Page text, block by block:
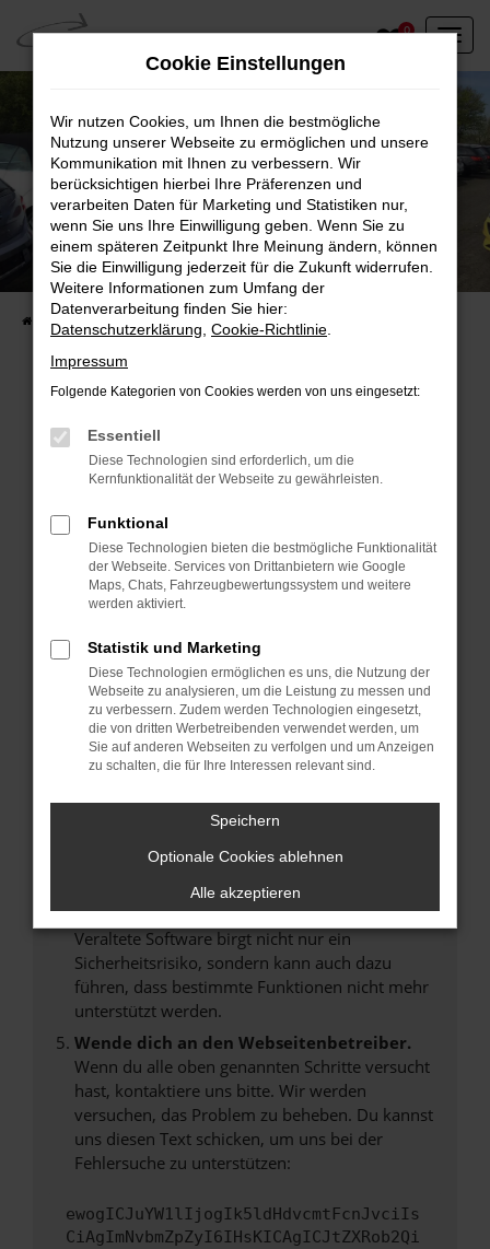
Zum
Hauptinhalt
springen
0
Unser Fahrzeugbestand vor Ort
Entdecken Sie unsere sofort verfügbaren
Fahrzeugangebote
Fehler: Network Error
Beim Laden ist ein Fehler aufgetreten.
Hier sind ein paar Tipps, die dir helfen können:
Überprüfe deine Firewall und deine
Internetverbindung.
Laden andere Webseiten, zum Beispiel deine
Suchmaschine?
Manche Erweiterungen, wie Werbeblocker,
können das Laden bestimmter Seiten
verhindern. Funktioniert die Seite in einem
anderen Browser oder in einem privaten
Fenster?
Das kann manchmal helfen, vorübergehende
Probleme zu beheben.
Stelle sicher, dass dein Browser und dein
Betriebssystem auf dem neuesten Stand
sind.
Veraltete Software birgt nicht nur ein
Sicherheitsrisiko, sondern kann auch dazu
führen, dass bestimmte Funktionen nicht mehr
unterstützt werden.
Wende dich an den Webseitenbetreiber.
Wenn du alle oben genannten Schritte versucht
hast, kontaktiere uns bitte. Wir werden
versuchen, das Problem zu beheben. Du kannst
uns diesen Text schicken, um uns bei der
Fehlersuche zu unterstützen:
ewogICJuYW1lIjogIk5ldHdvcmtFcnJvciIs
CiAgImNvbmZpZyI6IHsKICAgICJtZXRob2Qi
Cookie Einstellungen
Wir nutzen Cookies, um Ihnen die bestmögliche
Nutzung unserer Webseite zu ermöglichen und unsere
Kommunikation mit Ihnen zu verbessern. Wir
berücksichtigen hierbei Ihre Präferenzen und
verarbeiten Daten für Marketing und Statistiken nur,
wenn Sie uns Ihre Einwilligung geben. Wenn Sie zu
einem späteren Zeitpunkt Ihre Meinung ändern, können
Sie die Einwilligung jederzeit für die Zukunft widerrufen.
Weitere Informationen zum Umfang der
Datenverarbeitung finden Sie hier:
Datenschutzerklärung Cookie-Richtlinie
Impressum
Folgende Kategorien von Cookies werden von uns eingesetzt:
Essentiell
Diese Technologien sind erforderlich, um die
Kernfunktionalität der Webseite zu gewährleisten.
Funktional
Diese Technologien bieten die bestmögliche Funktionalität
der Webseite. Services von Drittanbietern wie Google
Maps, Chats, Fahrzeugbewertungssystem und weitere
werden aktiviert.
Statistik und Marketing
Diese Technologien ermöglichen es uns, die Nutzung der
Webseite zu analysieren, um die Leistung zu messen und
zu verbessern. Zudem werden Technologien eingesetzt,
die von dritten Werbetreibenden verwendet werden, um
Sie auf anderen Webseiten zu verfolgen und um Anzeigen
zu schalten, die für Ihre Interessen relevant sind.
Speichern
Optionale Cookies ablehnen
Alle akzeptieren